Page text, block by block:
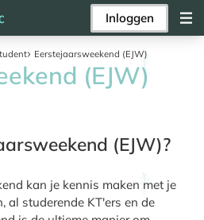
Inloggen
Eerstejaarsweekend (EJW)
(EJW)
(EJW)?
kan je kennis maken met je
al studerende KT'ers en de